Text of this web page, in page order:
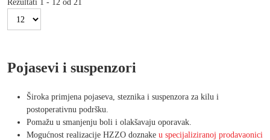
Rezultati 1 - 12 od 21
Pojasevi i suspenzori
Široka primjena pojaseva, steznika i suspenzora za kilu i
postoperativnu podršku.
Pomažu u smanjenju boli i olakšavaju oporavak.
Mogućnost realizacije HZZO doznake u specijaliziranoj prodavaonici